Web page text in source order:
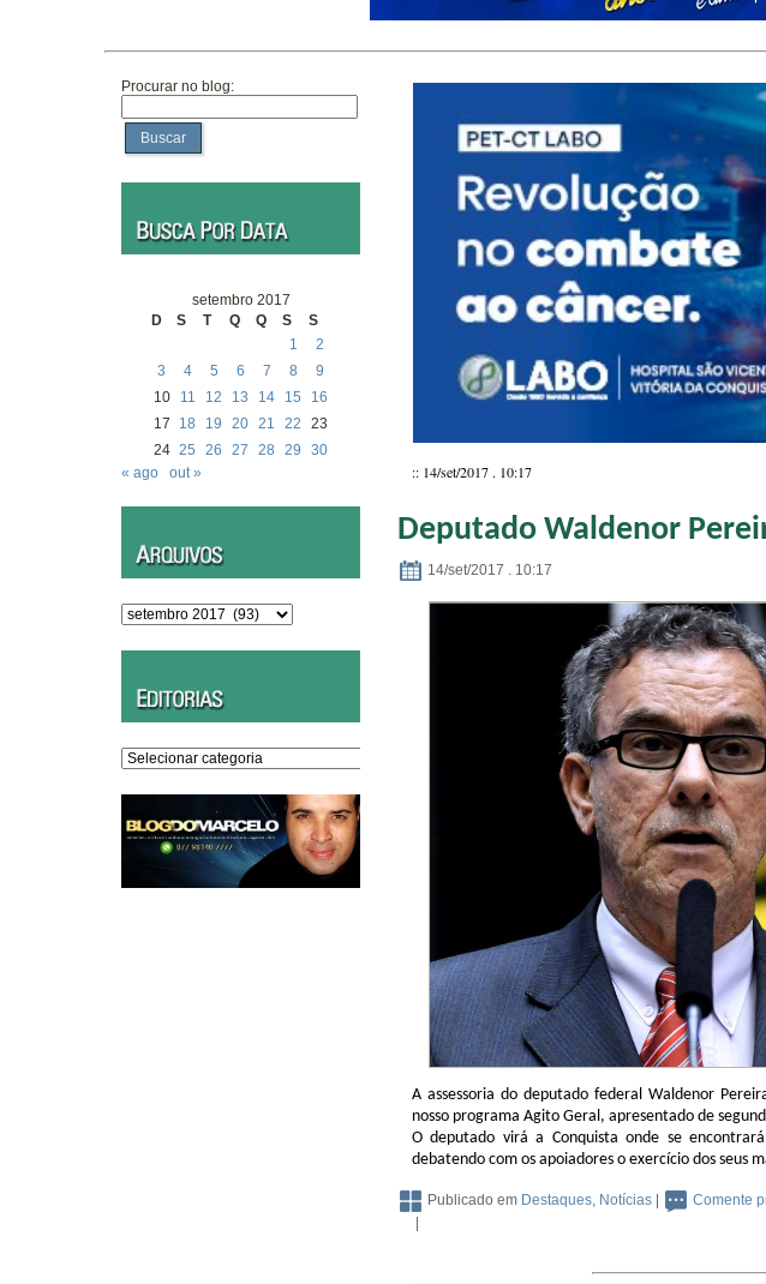
Procurar no blog:
Buscar
setembro 2017
D
S T Q Q S
S
1
2
3
4 5 6 7 8
9
10
11 12 13 14 15
16
17
18 19 20 21 22
23
24 25 26 27 28 29
30
« ago
out »
Arquivos
Editorias
:: 14/set/2017 . 10:17
Deputado Waldenor
14/set/2017 . 10:17
A assessoria do deputado federal Waldenor
nosso programa Agito Geral, apresentado de
O deputado virá a Conquista onde se
debatendo com os apoiadores o exercício dos seus
Publicado em Destaques Notícias |
Comente
|